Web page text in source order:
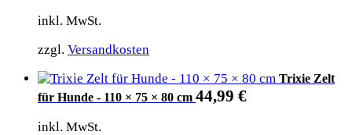
inkl. MwSt.
zzgl. Versandkosten
Trixie Zelt
für Hunde - 110 × 75 × 80 cm 44,99 €
inkl. MwSt.